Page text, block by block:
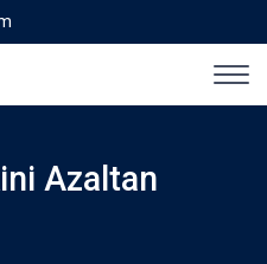
Azaltan